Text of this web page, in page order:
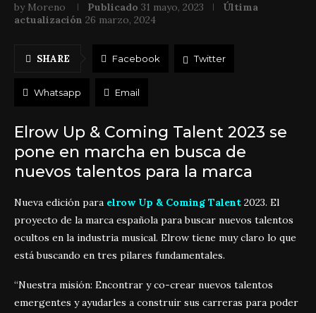
by Moreno Publicado 31 mayo, 2023
Última
actualización 26 marzo, 2024
SHARE Facebook Twitter
Whatsapp Email
Elrow Up & Coming Talent 2023 se
pone en marcha en busca de
nuevos talentos para la marca
Nueva edición para elrow Up & Coming Talent 2023. El
proyecto de la marca española para buscar nuevos talentos
ocultos en la industria musical. Elrow tiene muy claro lo que
está buscando en tres pilares fundamentales.
“Nuestra misión: Encontrar y co-crear nuevos talentos
emergentes y ayudarles a construir sus carreras para poder